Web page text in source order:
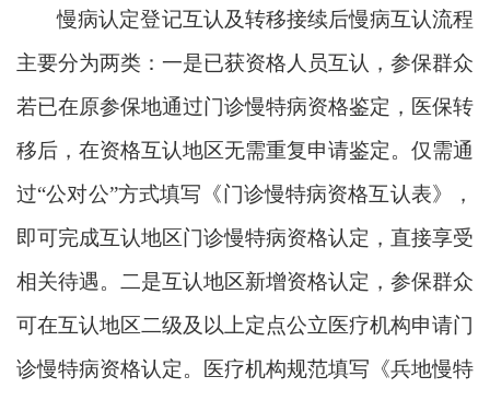
慢病认定登记互认及转移接续后慢病互认流程
主要分为两类：一是已获资格人员互认，参保群众
若已在原参保地通过门诊慢特病资格鉴定，医保转
移后，在资格互认地区无需重复申请鉴定。仅需通
过“公对公”方式填写《门诊慢特病资格互认表》，
即可完成互认地区门诊慢特病资格认定，直接享受
相关待遇。二是互认地区新增资格认定，参保群众
可在互认地区二级及以上定点公立医疗机构申请门
诊慢特病资格认定。医疗机构规范填写《兵地慢特